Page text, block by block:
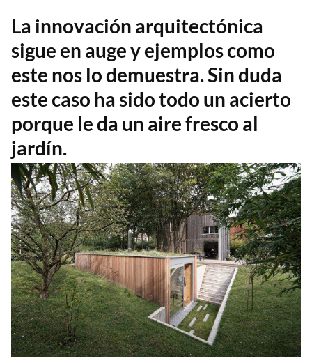
La innovación arquitectónica
sigue en auge y ejemplos como
este nos lo demuestra. Sin duda
este caso ha sido todo un acierto
porque le da un aire fresco al
jardín.